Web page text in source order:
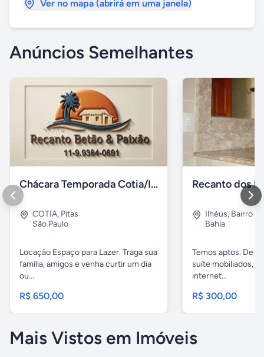
Ver no mapa (abrirá em uma janela)
Anúncios Semelhantes
Chácara Temporada Cotia/Itapevi
COTIA, Pitas
São Paulo
Locação Espaço para Lazer. Traga sua
família, amigos e venha curtir um dia
ou...
R$ 650,00
Recanto dos
Ilhéus, Bairro
Bahia
Temos aptos. De
suíte mobiliados,
internet...
R$ 300,00
Mais Vistos em Imóveis